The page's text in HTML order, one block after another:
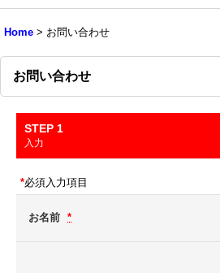
Home > お問い合わせ
お問い合わせ
STEP 1
入力
*必須入力項目
お名前 *